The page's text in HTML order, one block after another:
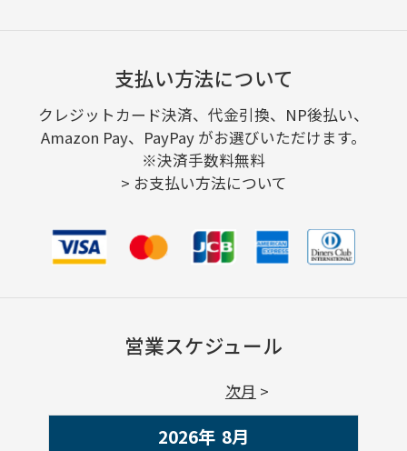
支払い方法について
クレジットカード決済、代金引換、NP後払い、
Amazon Pay、PayPay がお選びいただけます。
※決済手数料無料
> お支払い方法について
営業スケジュール
2026年 8月
次月